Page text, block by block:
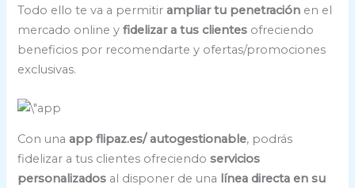
Todo ello te va a permitirampliar tu penetración en el
mercado online yfidelizar a tus clientes ofreciendo
beneficios por recomendarte y ofertas/promociones
exclusivas.
Con unaapp flipaz.es/ autogestionable, podrás
fidelizar a tus clientes ofreciendoservicios
personalizados al disponer de una línea directa en su